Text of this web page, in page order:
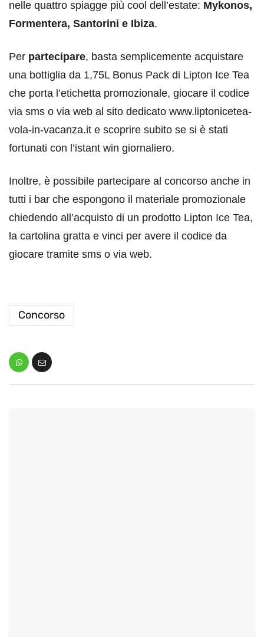
nelle quattro spiagge più cool dell’estate: Mykonos,
Formentera, Santorini e Ibiza.
Per partecipare, basta semplicemente acquistare
una bottiglia da 1,75L Bonus Pack di Lipton Ice Tea
che porta l’etichetta promozionale, giocare il codice
via sms o via web al sito dedicato www.liptonicetea-
vola-in-vacanza.it e scoprire subito se si è stati
fortunati con l’istant win giornaliero.
Inoltre, è possibile partecipare al concorso anche in
tutti i bar che espongono il materiale promozionale
chiedendo all’acquisto di un prodotto Lipton Ice Tea,
la cartolina gratta e vinci per avere il codice da
giocare tramite sms o via web.
Concorso